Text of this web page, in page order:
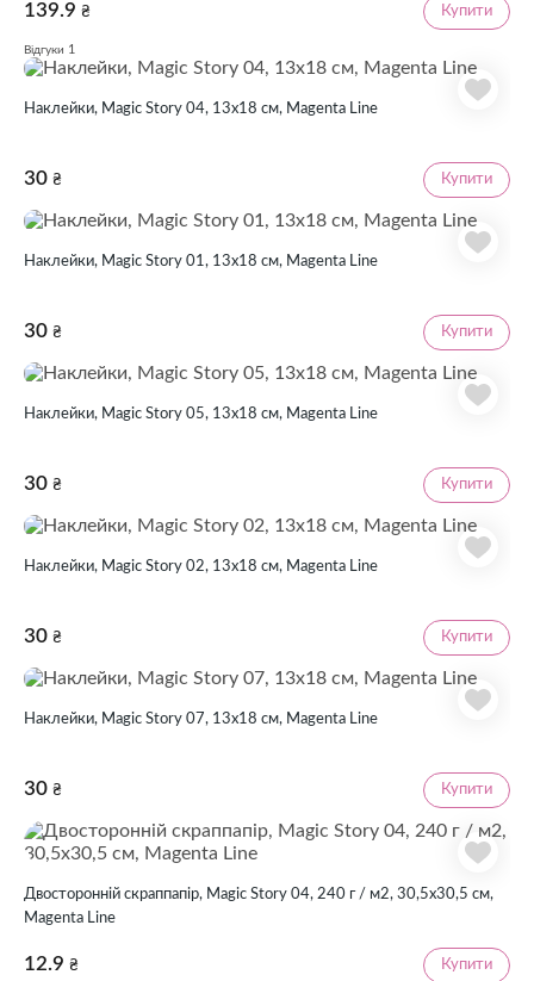
139.9 ₴ Купити
Відгуки 1
Наклейки, Magic Story 04, 13х18 см, Magenta Line
30 ₴ Купити
Наклейки, Magic Story 01, 13х18 см, Magenta Line
30 ₴ Купити
Наклейки, Magic Story 05, 13х18 см, Magenta Line
30 ₴ Купити
Наклейки, Magic Story 02, 13х18 см, Magenta Line
30 ₴ Купити
Наклейки, Magic Story 07, 13х18 см, Magenta Line
30 ₴ Купити
Двосторонній скраппапір, Magic Story 04, 240 г / м2, 30,5х30,5 см,
Magenta Line
12.9 ₴ Купити